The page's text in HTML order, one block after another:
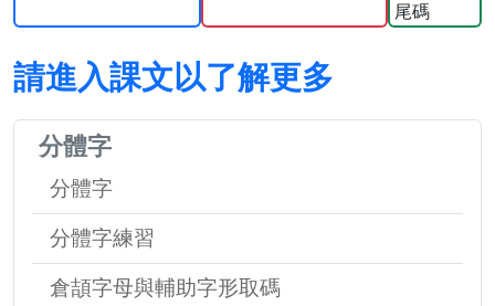
尾碼
請進入課文以了解更多
分體字
分體字
分體字練習
倉頡字母與輔助字形取碼